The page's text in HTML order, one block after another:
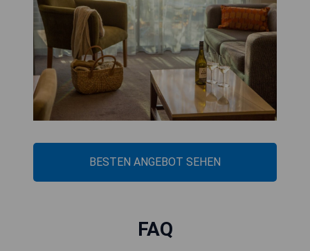
BESTEN ANGEBOT SEHEN
FAQ